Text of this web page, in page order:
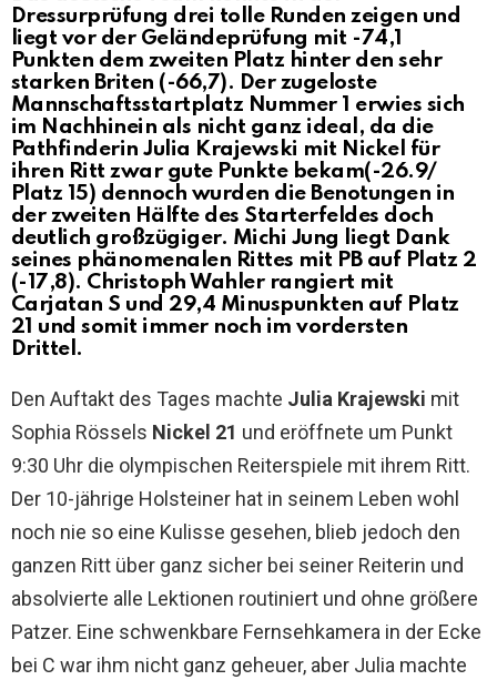
Dressurprüfung drei tolle Runden zeigen und
liegt vor der Geländeprüfung mit -74,1
Punkten dem zweiten Platz hinter den sehr
starken Briten (-66,7). Der zugeloste
Mannschaftsstartplatz Nummer 1 erwies sich
im Nachhinein als nicht ganz ideal, da die
Pathfinderin Julia Krajewski mit Nickel für
ihren Ritt zwar gute Punkte bekam(-26.9/
Platz 15) dennoch wurden die Benotungen in
der zweiten Hälfte des Starterfeldes doch
deutlich großzügiger. Michi Jung liegt Dank
seines phänomenalen Rittes mit PB auf Platz 2
(-17,8). Christoph Wahler rangiert mit
Carjatan S und 29,4 Minuspunkten auf Platz
21 und somit immer noch im vordersten
Drittel.
Den Auftakt des Tages machte Julia Krajewski mit
Sophia Rössels Nickel 21 und eröffnete um Punkt
9:30 Uhr die olympischen Reiterspiele mit ihrem Ritt.
Der 10-jährige Holsteiner hat in seinem Leben wohl
noch nie so eine Kulisse gesehen, blieb jedoch den
ganzen Ritt über ganz sicher bei seiner Reiterin und
absolvierte alle Lektionen routiniert und ohne größere
Patzer. Eine schwenkbare Fernsehkamera in der Ecke
bei C war ihm nicht ganz geheuer, aber Julia machte